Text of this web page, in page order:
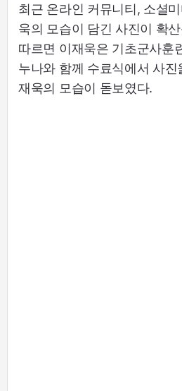
최근 온라인 커뮤니티, 소셜
욱의 모습이 담긴 사진이 확
따르면 이재욱은 기초군사훈
누나와 함께 수료식에서 사진
재욱의 모습이 돋보였다.